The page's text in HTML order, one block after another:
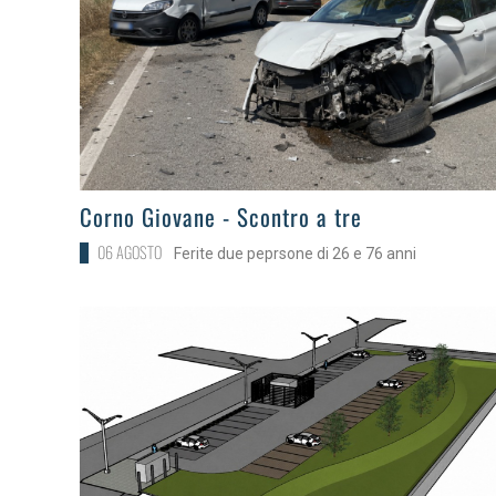
>
Corno Giovane - Scontro a tre
06 AGOSTO Ferite due peprsone di 26 e 76 anni